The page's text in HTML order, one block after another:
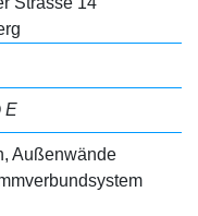
E
Außenwände